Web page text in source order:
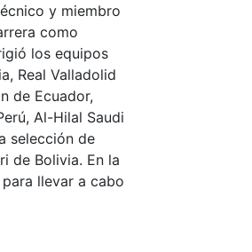
y miembro
como
los equipos
Real Valladolid
de Ecuador,
Al-Hilal Saudi
selección de
de Bolivia. En la
llevar a cabo